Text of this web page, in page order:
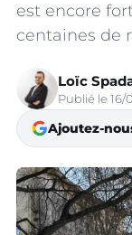
est encore
centaines de
Loïc
Publié le 16/
Ajoutez-